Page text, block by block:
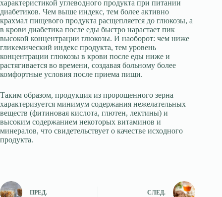
характеристикой углеводного продукта при питании
диабетиков. Чем выше индекс, тем более активно
крахмал пищевого продукта расщепляется до глюкозы, а
в крови диабетика после еды быстро нарастает пик
высокой концентрации глюкозы. И наоборот: чем ниже
гликемический индекс продукта, тем уровень
концентрации глюкозы в крови после еды ниже и
растягивается во времени, создавая больному более
комфортные условия после приема пищи.
Таким образом, продукция из пророщенного зерна
характеризуется минимум содержания нежелательных
веществ (фитиновая кислота, глютен, лектины) и
высоким содержанием некоторых витаминов и
минералов, что свидетельствует о качестве исходного
продукта.
ПРЕД. СЛЕД.